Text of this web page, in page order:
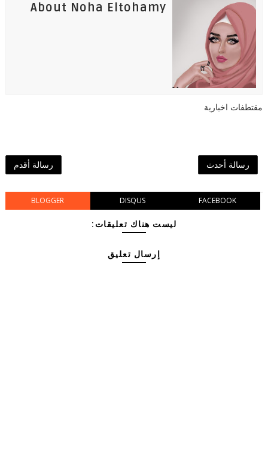
About Noha Eltohamy
مقتطفات اخبارية
رسالة أحدث رسالة أقدم
BLOGGER DISQUS FACEBOOK
ليست هناك تعليقات:
إرسال تعليق